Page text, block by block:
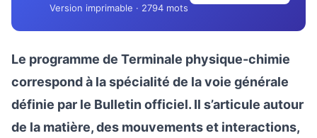
Version imprimable · 2794 mots
Le programme de Terminale physique-chimie
correspond à la spécialité de la voie générale
définie par le Bulletin officiel. Il s’articule autour
de la matière, des mouvements et interactions,